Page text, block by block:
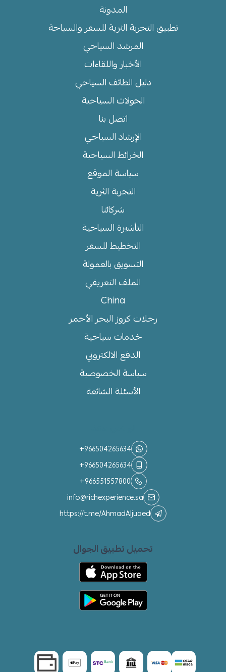
المدونة
تطبيق التجربة الثرية للسفر والسياحة
المرشد السياحي
الأخبار واللقاءات
دليل الطائف السياحي
الجولات السياحية
اتصل بنا
الإرشاد السياحي
الخرائط السياحية
سياسة الموقع
التجربة الثرية
شركائنا
التأشيرة السياحية
التخطيط للسفر
التسويق بالعمولة
الملف التعريفي
China
رحلات كروز البحر الأحمر
خدمات سياحية
الدفع الالكتروني
سياسة الخصوصية
الأسئلة الشائعة
+966504265634
+966504265634
+966551557800
info@richexperience.sa
https://t.me/AhmadAljuaed
تحميل تطبيق الجوال